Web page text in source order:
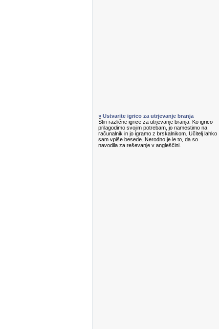
» Ustvarite igrico za utrjevanje branja
Štiri različne igrice za utrjevanje branja. Ko igrico
prilagodimo svojim potrebam, jo namestimo na
računalnik in jo igramo z brskalnikom. Učitelj lahko
sam vpiše besede. Nerodno je le to, da so
navodila za reševanje v angleščini.